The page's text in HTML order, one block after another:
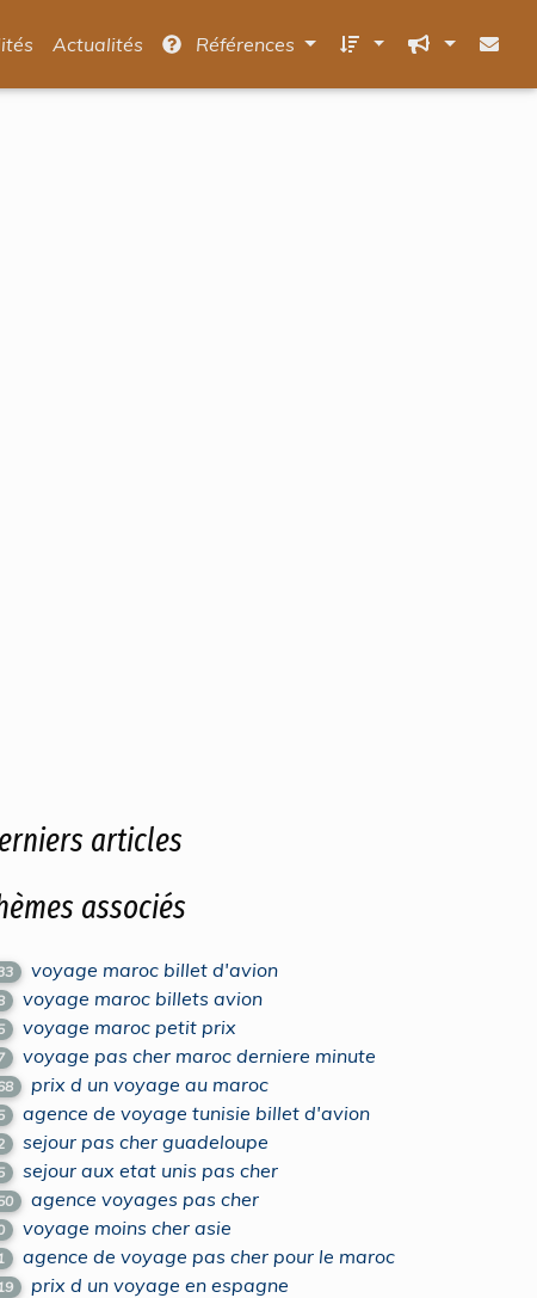
Actualités Références
articles
associés
voyage maroc billet d'avion
voyage maroc billets avion
voyage maroc petit prix
voyage pas cher maroc derniere minute
prix d un voyage au maroc
agence de voyage tunisie billet d'avion
sejour pas cher guadeloupe
sejour aux etat unis pas cher
agence voyages pas cher
voyage moins cher asie
agence de voyage pas cher pour le maroc
prix d un voyage en espagne